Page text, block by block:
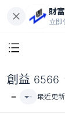
財
立即
創益 6566
- - 最近更